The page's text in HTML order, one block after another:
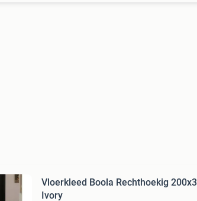
Vloerkleed Boola Rechthoekig
Ivory